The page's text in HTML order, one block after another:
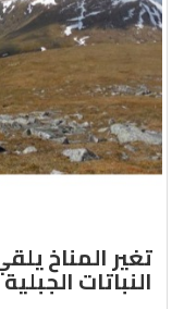
تغير المناخ
النباتات الجبلية